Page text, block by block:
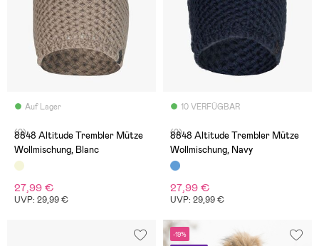
Auf Lager
(0)
8848 Altitude Trembler Mütze
Wollmischung, Blanc
27,99 €
UVP: 29,99 €
10 VERFÜGBAR
(0)
8848 Altitude Trembler Mütze
Wollmischung, Navy
27,99 €
UVP: 29,99 €
-19%